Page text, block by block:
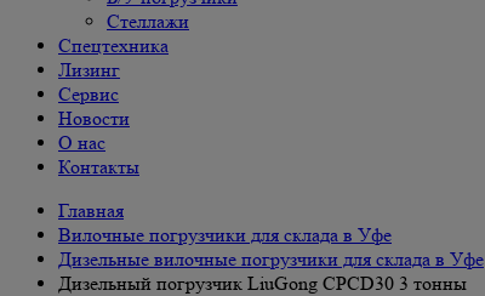
Cтеллажи
Спецтехника
Лизинг
Сервис
Новости
О нас
Контакты
Главная
Вилочные погрузчики для склада в Уфе
Дизельные вилочные погрузчики для склада в Уфе
Дизельный погрузчик LiuGong CPCD30 3 тонны